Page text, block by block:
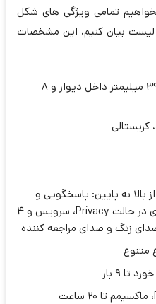
تمامی ویژگی های شکل
لیست بیان کنیم، این مشخصات
در ابعاد 71 در 182 و به ضخامت 39 میلیمتر داخل دیوار و 8
از بالا به پایین: پاسخگویی و
اتمام تماس، درب باز کن، قرار گیری در حالت Privacy، سرویس و 4
زنگ و صدای مراجعه کننده
9 بار